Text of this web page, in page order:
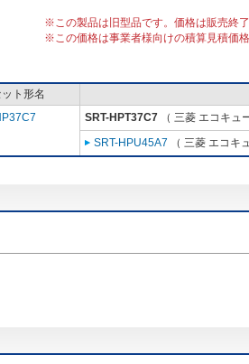
※この製品は旧型品です。価格は販売終
※この価格は事業者様向けの積算見積価
ット形名
SRT-HPT37C7 （ 三菱 エコキュ
SRT-HPU45A7 （ 三菱 エコキ